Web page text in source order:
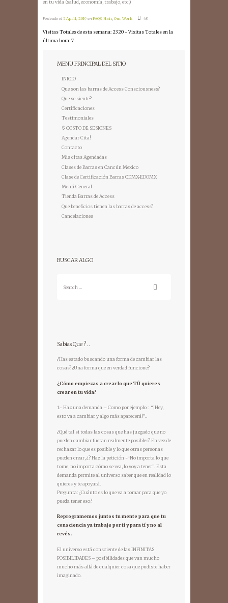
Posteado el 5 April, 2019 en FAQS, Hair, Our Work 48
Visitas Totales de esta semana: 2320 - Visitas Totales en la
última hora: 7
MENU PRINCIPAL DEL SITIO
INICIO
Que son las barras de Access Consciousness?
Que se siente?
Certificaciones
Testimoniales
$ COSTO DE SESIONES
Agendar Cita!
Contacto
Mis citas Agendadas
Clases de Barras en Cancún Mexico
Clase de Certificación Barras CDMX-EDOMX
Menú General
Tienda Barras de Access
Que beneficios tienen las barras de access?
Cancelaciones
BUSCAR ALGO
Sabias Que ? ..
¿Has estado buscando una forma de cambiar las
cosas? ¿Una forma que en verdad funcione?
¿Cómo empiezas a crear lo que TÚ quieres
crear en tu vida?
1.- Haz una demanda – Como por ejemplo : “¡Hey,
esto va a cambiar y algo más aparecerá!”..
¿Qué tal si todas las cosas que has juzgado que no
pueden cambiar fueran realmente posibles? En vez de
rechazar lo que es posible y lo que otras personas
pueden crear, ¿? Haz la petición -“No importa lo que
tome, no importa cómo se vea, lo voy a tener”. Esta
demanda permite al universo saber que en realidad lo
quieres y te apoyará.
Pregunta: ¿Cuánto es lo que va a tomar para que yo
pueda tener eso?
Reprogramemos juntos tu mente para que tu
consciencia ya trabaje por tí y para tí y no al
revés.
El universo está consciente de las INFINITAS
POSIBILIDADES – posibilidades que van mucho
mucho más allá de cualquier cosa que pudiste haber
imaginado.